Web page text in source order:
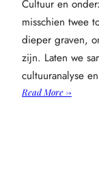
Cultuur en
misschien twee
dieper graven,
zijn. Laten we
cultuuranalyse
Read More →: